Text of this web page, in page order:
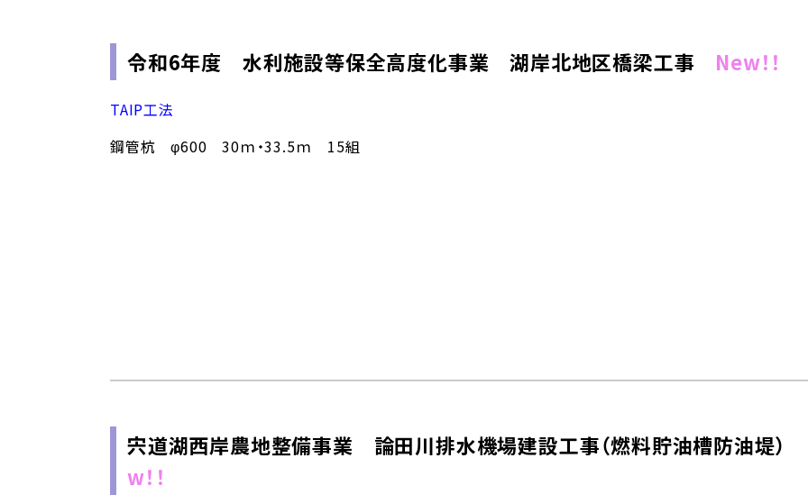
令和6年度 水利施設等保全高度化事業 湖岸北地区橋梁工事 New！！
TAIP工法
鋼管杭 φ600 30ｍ・33.5ｍ 15組
宍道湖西岸農地整備事業 論田川排水機場建設工事（燃料貯油槽防油堤）
w！！